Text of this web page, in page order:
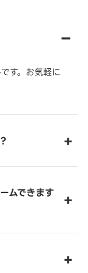
す。お気軽に
ムできます